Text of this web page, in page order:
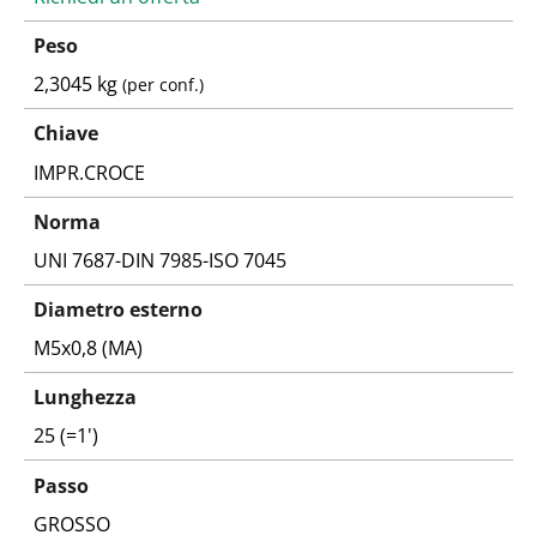
Peso
2,3045 kg(per conf.)
Chiave
IMPR.CROCE
Norma
UNI 7687-DIN 7985-ISO 7045
Diametro esterno
M5x0,8 (MA)
Lunghezza
25 (=1')
Passo
GROSSO